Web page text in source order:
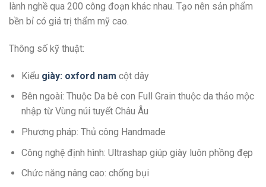
lành nghề qua 200 công đoạn khác nhau. Tạo nên sản phẩm
bền bỉ có giá trị thẩm mỹ cao.
Thông số kỹ thuật:
Kiểu giày: oxford nam cột dây
Bên ngoài: Thuộc Da bê con Full Grain thuộc da thảo mộc
nhập từ Vùng núi tuyết Châu Âu
Phương pháp: Thủ công Handmade
Công nghệ định hình: Ultrashap giúp giày luôn phồng đẹp
Chức năng nâng cao: chống bụi